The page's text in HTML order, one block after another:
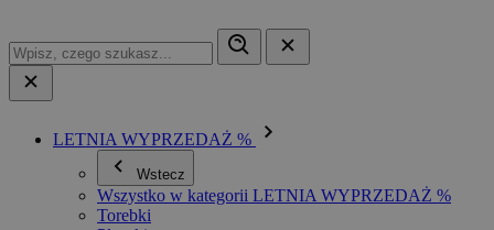
LETNIA WYPRZEDAŻ %
Wstecz
Wszystko w kategorii LETNIA WYPRZEDAŻ %
Torebki